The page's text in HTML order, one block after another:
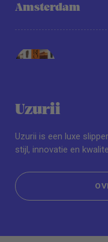
Amsterdam
Uzurii
Uzurii is een luxe
stijl, innovatie en